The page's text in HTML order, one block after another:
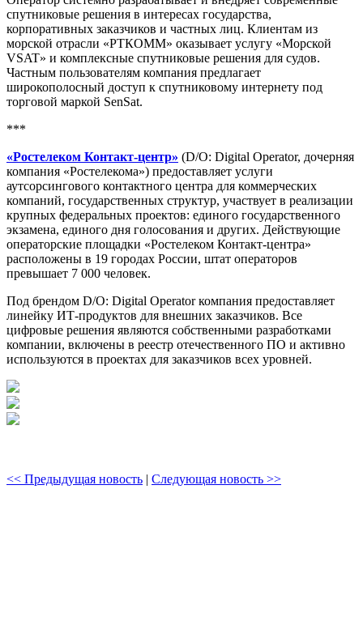
спутниковые решения в интересах государства,
корпоративных заказчиков и частных лиц. Клиентам из
морской отрасли «РТКОММ» оказывает услугу «Морской
VSAT» и комплексные спутниковые решения для судов.
Частным пользователям компания предлагает
широкополосный доступ к спутниковому интернету под
торговой маркой SenSat.
***
«Ростелеком Контакт-центр» (D/O: Digital Operator, дочерняя
компания «Ростелекома») предоставляет услуги
аутсорсингового контактного центра для коммерческих
компаний, государственных структур, участвует в реализации
крупных федеральных проектов: единого государственного
экзамена, единого дня голосования и других. Действующие
операторские площадки «Ростелеком Контакт-центра»
расположены в 19 городах России, штат операторов
превышает 7 000 человек.
Под брендом D/O: Digital Operator компания предоставляет
линейку ИТ-продуктов для внешних заказчиков. Все
цифровые решения являются собственными разработками
компании, включены в реестр отечественного ПО и активно
используются в проектах для заказчиков всех уровней.
<< Предыдущая новость | Следующая новость >>